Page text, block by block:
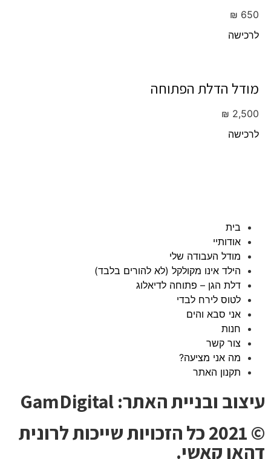
₪ 650
לרכישה
מודל הדלת הפתוחה
₪ 2,500
לרכישה
בית
אודותיי
מודל העבודה שלי
הילד אינו מקולקל (לא להורים בלבד)
דלת הגן – פתוחה לדיאלוג
לטוס לירח לבדי
אני סבא והים
חנות
צור קשר
מה אני מציעה?
תקנון האתר
עיצוב ובניית האתר: GamDigital
© 2021 כל הזכויות שייכות לרונית
דהאן קאשי.